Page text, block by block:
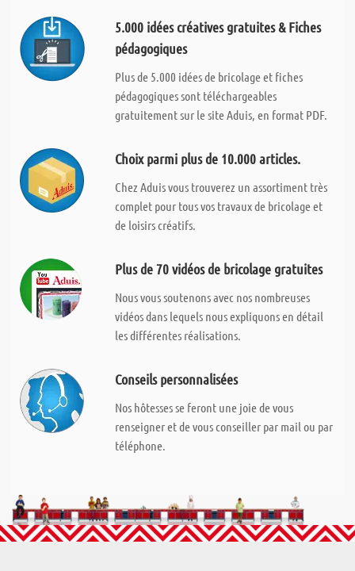
5.000 idées créatives gratuites & Fiches
pédagogiques
Plus de 5.000 idées de bricolage et fiches
pédagogiques sont téléchargeables
gratuitement sur le site Aduis, en format PDF.
Choix parmi plus de 10.000 articles.
Chez Aduis vous trouverez un assortiment très
complet pour tous vos travaux de bricolage et
de loisirs créatifs.
Plus de 70 vidéos de bricolage gratuites
Nous vous soutenons avec nos nombreuses
vidéos dans lequels nous expliquons en détail
les différentes réalisations.
Conseils personnalisées
Nos hôtesses se feront une joie de vous
renseigner et de vous conseiller par mail ou par
téléphone.